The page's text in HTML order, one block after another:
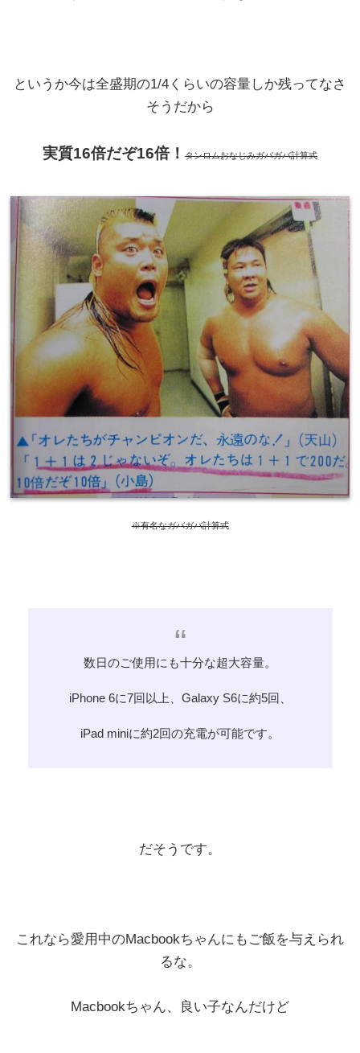
というか今は全盛期の1/4くらいの容量しか残ってなさ
そうだから
実質16倍だぞ16倍！ タンロムおなじみガバガバ計算式
※有名なガバガバ計算式
数日のご使用にも十分な超大容量。
iPhone 6に7回以上、Galaxy S6に約5回、
iPad miniに約2回の充電が可能です。
だそうです。
これなら愛用中のMacbookちゃんにもご飯を与えられ
るな。
Macbookちゃん、良い子なんだけど